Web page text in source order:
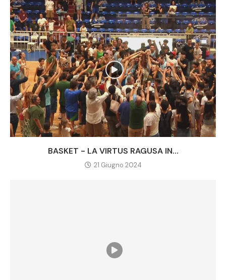
BASKET - LA VIRTUS RAGUSA IN...
21 Giugno 2024